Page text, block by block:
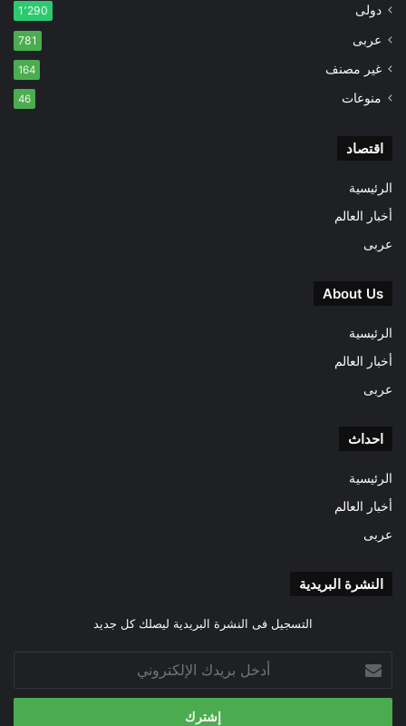
دولى 1٬290
عربى 781
غير مصنف 164
منوعات 46
اقتصاد
الرئيسية
أخبار العالم
عربى
About Us
الرئيسية
أخبار العالم
عربى
احداث
الرئيسية
أخبار العالم
عربى
النشرة البريدية
التسجيل فى النشرة البريدية ليصلك كل جديد
بريدك
الإلكتروني